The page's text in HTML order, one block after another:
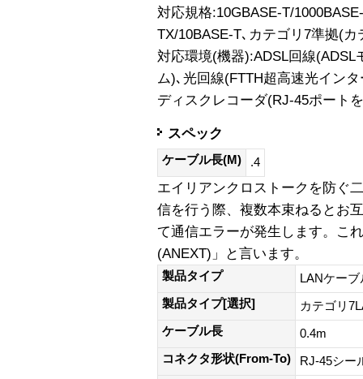
対応規格:10GBASE-T/
TX/10BASE-T､カテゴリ7準拠(
対応環境(機器):ADSL回線(ADSL
ム)､光回線(FTTH超高速光イン
ディスクレコーダ(RJ-45ポート
スペック
ケーブル長(M) .4
エイリアンクロストークを防ぐ
信を行う際、複数本束ねるとお
て通信エラーが発生します。こ
(ANEXT)」と言います。
製品タイプ
LANケーブ
製品タイプ[選択]
カテゴリ
ケーブル長
0.4m
コネクタ形状(From-To)
RJ-45シー